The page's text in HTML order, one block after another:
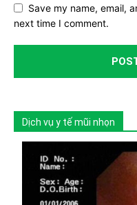
Save my name, email,
next time I comment.
Dịch vụ y tế mũi nhọn